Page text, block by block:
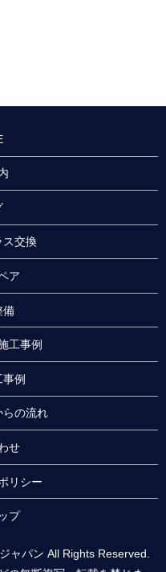
ス交換
ア
備
工事例
例
らの流れ
せ
リシー
プ
ャパン All Rights Reserved.